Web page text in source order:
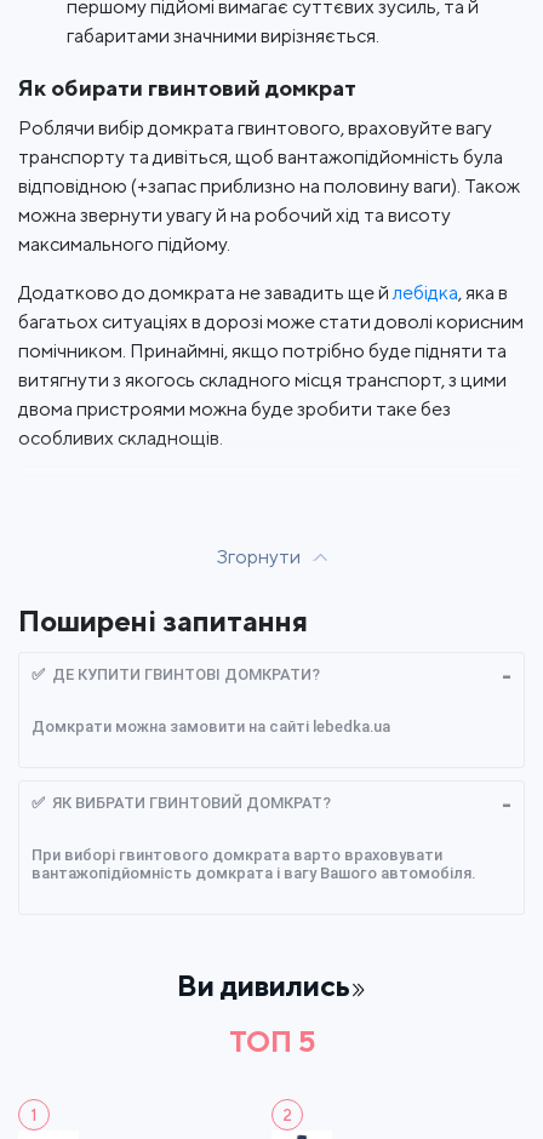
першому підйомі вимагає суттєвих зусиль, та й
габаритами значними вирізняється.
Як обирати гвинтовий домкрат
Роблячи вибір домкрата гвинтового, враховуйте вагу
транспорту та дивіться, щоб вантажопідйомність була
відповідною (+запас приблизно на половину ваги). Також
можна звернути увагу й на робочий хід та висоту
максимального підйому.
Додатково до домкрата не завадить ще йлебідка, яка в
багатьох ситуаціях в дорозі може стати доволі корисним
помічником. Принаймні, якщо потрібно буде підняти та
витягнути з якогось складного місця транспорт, з цими
двома пристроями можна буде зробити таке без
особливих складнощів.
Згорнути
Поширені запитання
✅ ДЕ КУПИТИ ГВИНТОВІ ДОМКРАТИ?
Домкрати можна замовити на сайті lebedka.ua
✅ ЯК ВИБРАТИ ГВИНТОВИЙ ДОМКРАТ?
При виборі гвинтового домкрата варто враховувати
вантажопідйомність домкрата і вагу Вашого автомобіля.
Ви дивились
ТОП 5
1 2